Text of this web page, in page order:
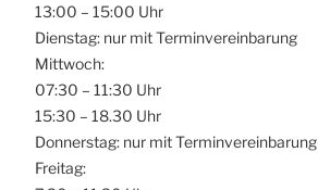
13:00 – 15:00 Uhr
Dienstag: nur mit Terminvereinbarung
Mittwoch:
07:30 – 11:30 Uhr
15:30 – 18.30 Uhr
Donnerstag: nur mit Terminvereinbarung
Freitag: